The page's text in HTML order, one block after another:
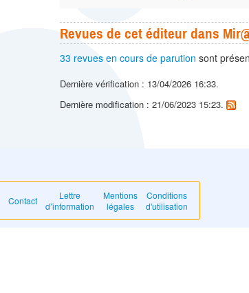
Revues de cet éditeur dans
33 revues en cours de parution sont
Dernière vérification : 13/04/2026 16:33.
Dernière modification : 21/06/2023 15:23.
Contact
Lettre
d’information
Mentions
légales
Conditions
d'utilisation